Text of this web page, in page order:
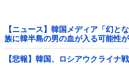
【ニュース】韓国メディア「幻と
族に韓半島の男の血が入る可能性が
【悲報】韓国、ロシアウクライナ